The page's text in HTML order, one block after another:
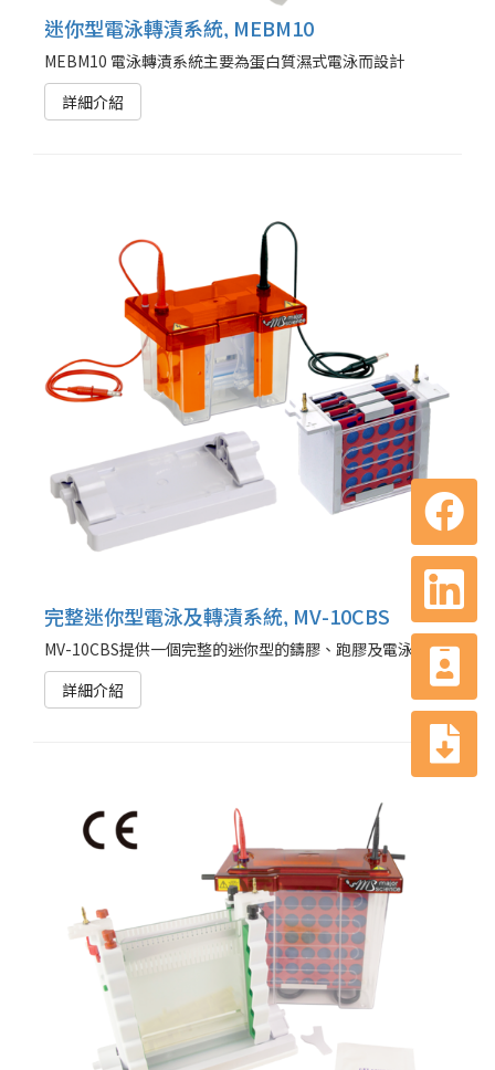
迷你型電泳轉漬系統, MEBM10
MEBM10 電泳轉漬系統主要為蛋白質濕式電泳而設計
詳細介紹
完整迷你型電泳及轉漬系統, MV-10CBS
MV-10CBS提供一個完整的迷你型的鑄膠、跑膠及電泳轉漬系統
詳細介紹